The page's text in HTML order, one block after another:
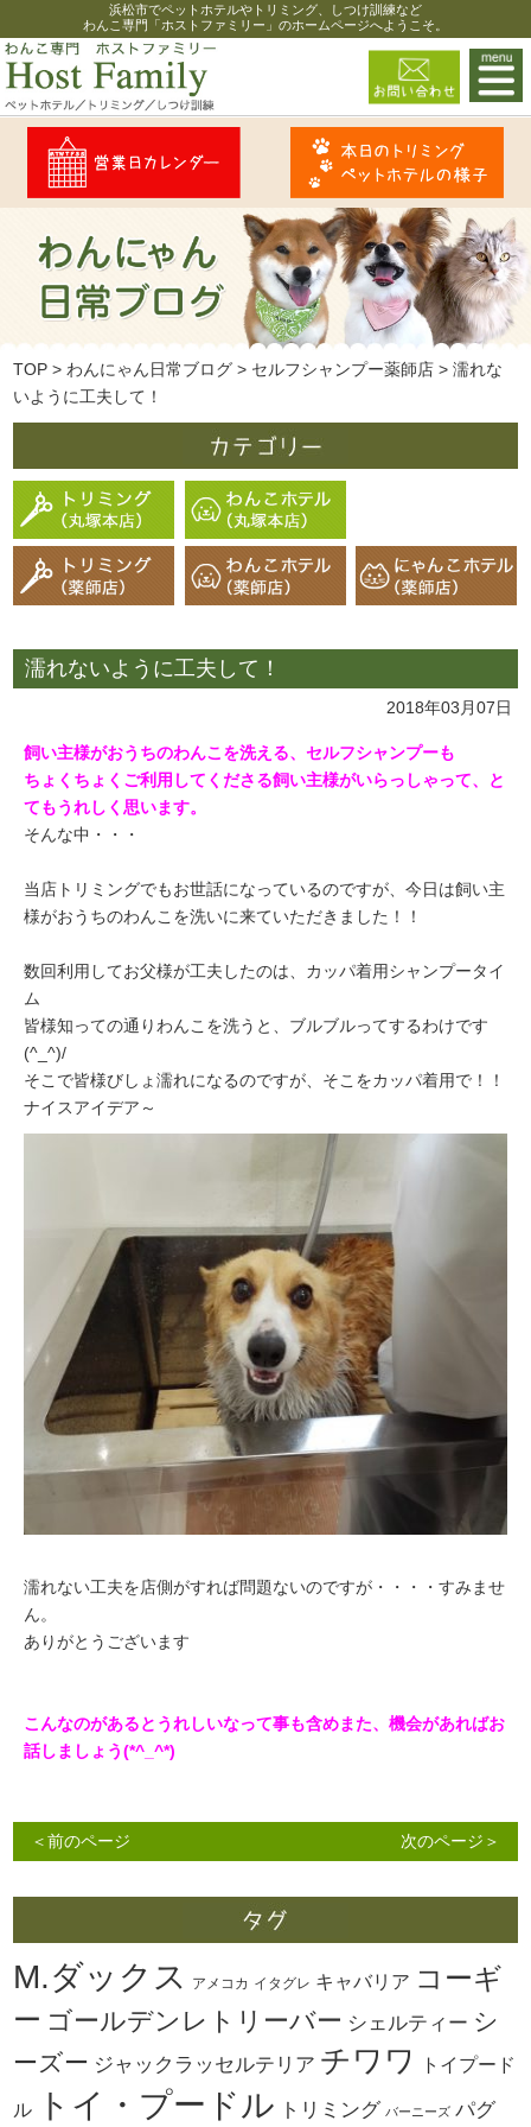
浜松市でペットホテルやトリミング、しつけ訓練など
わんこ専門「ホストファミリー」のホームページへようこそ。
TOP > わんにゃん日常ブログ > セルフシャンプー薬師店 >濡れな
いように工夫して！
濡れないように工夫して！
2018年03月07日
飼い主様がおうちのわんこを洗える、セルフシャンプーも
ちょくちょくご利用してくださる飼い主様がいらっしゃって、と
てもうれしく思います。
そんな中・・・
当店トリミングでもお世話になっているのですが、今日は飼い主
様がおうちのわんこを洗いに来ていただきました！！
数回利用してお父様が工夫したのは、カッパ着用シャンプータイ
ム
皆様知っての通りわんこを洗うと、ブルブルってするわけです
(^_^)/
そこで皆様びしょ濡れになるのですが、そこをカッパ着用で！！
ナイスアイデア～
濡れない工夫を店側がすれば問題ないのですが・・・・すみませ
ん。
ありがとうございます
こんなのがあるとうれしいなって事も含めまた、機会があればお
話しましょう(*^_^*)
＜前のページ 次のページ＞
M.ダックス アメコカ イタグレ キャバリア コーギ
ー ゴールデンレトリーバー シェルティー シ
ーズー ジャックラッセルテリア チワワ トイプード
ル トイ・プードル トリミング バーニーズ パグ